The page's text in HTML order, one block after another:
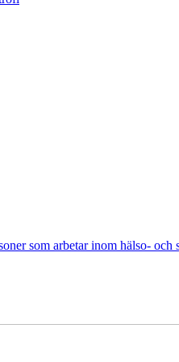
som arbetar inom hälso- och